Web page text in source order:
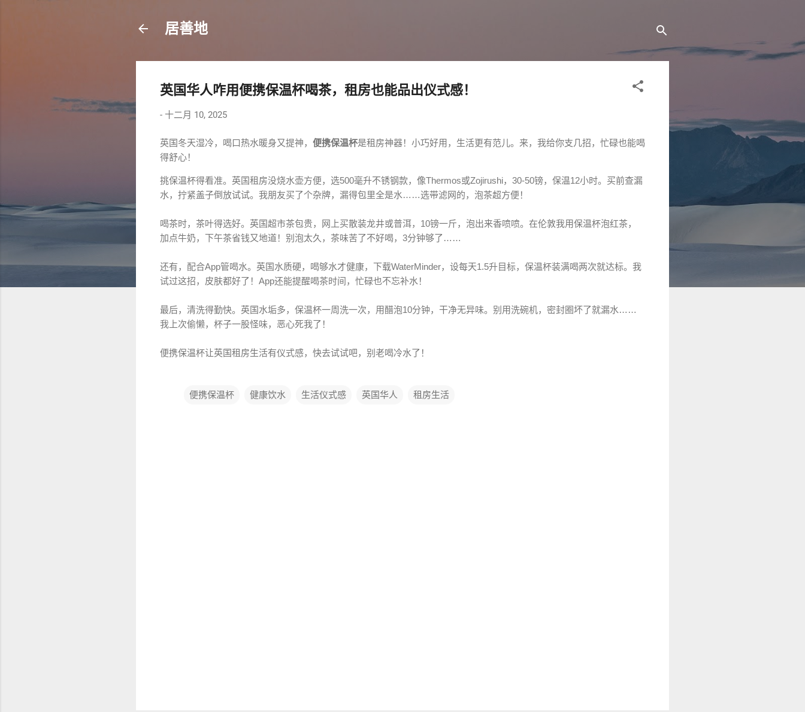
居善地
英国华人咋用便携保温杯喝茶，租房也能品出仪式感！
- 十二月 10, 2025
英国冬天湿冷，喝口热水暖身又提神， 便携保温杯是租房神器！小巧好用，生活更有范儿。来，我给你支几招，忙碌也能喝
得舒心！
挑保温杯得看准。英国租房没烧水壶方便，选500毫升不锈钢款，像Thermos或Zojirushi，30-50镑，保温12小时。买前查漏
水，拧紧盖子倒放试试。我朋友买了个杂牌，漏得包里全是水……选带滤网的，泡茶超方便！
喝茶时，茶叶得选好。英国超市茶包贵，网上买散装龙井或普洱，10镑一斤，泡出来香喷喷。在伦敦我用保温杯泡红茶，
加点牛奶，下午茶省钱又地道！别泡太久，茶味苦了不好喝，3分钟够了……
还有，配合App管喝水。英国水质硬，喝够水才健康，下载WaterMinder，设每天1.5升目标，保温杯装满喝两次就达标。我
试过这招，皮肤都好了！App还能提醒喝茶时间，忙碌也不忘补水！
最后，清洗得勤快。英国水垢多，保温杯一周洗一次，用醋泡10分钟，干净无异味。别用洗碗机，密封圈坏了就漏水……
我上次偷懒，杯子一股怪味，恶心死我了！
便携保温杯让英国租房生活有仪式感，快去试试吧，别老喝冷水了！
便携保温杯 健康饮水 生活仪式感 英国华人 租房生活